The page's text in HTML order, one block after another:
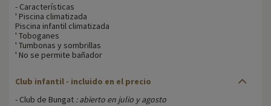
- Características
' Piscina climatizada
Piscina infantil climatizada
' Toboganes
' Tumbonas y sombrillas
' No se permite bañador
Club infantil - incluido en el precio
- Club de Bungat : abierto en julio y agosto